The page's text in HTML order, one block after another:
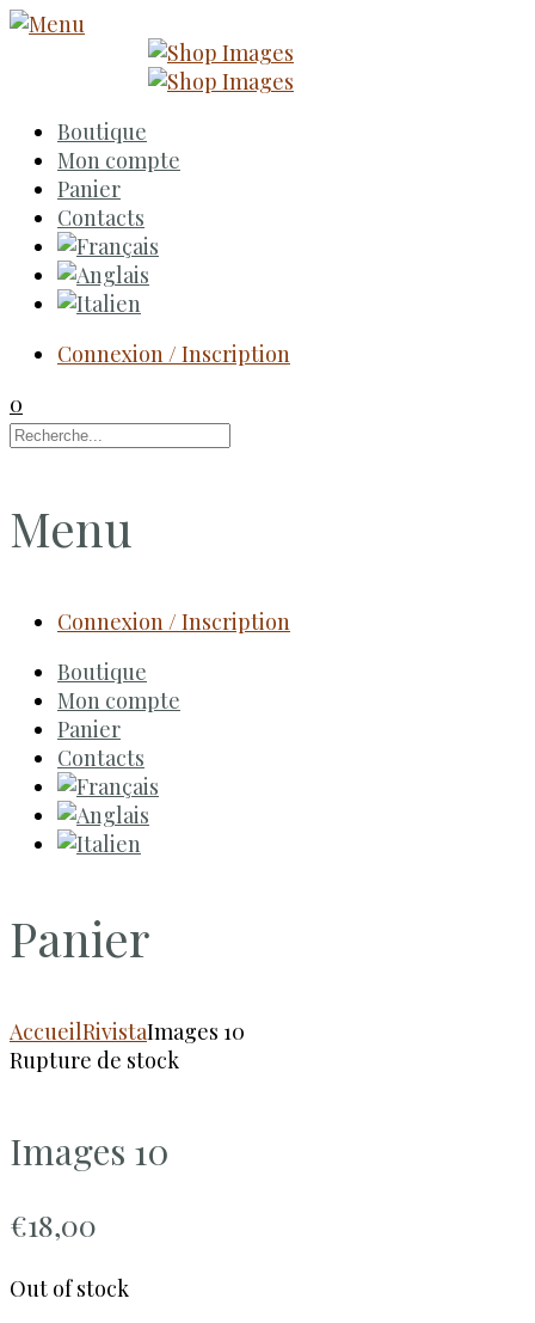
Boutique
Mon compte
Panier
Contacts
Connexion / Inscription
0
Menu
Connexion / Inscription
Boutique
Mon compte
Panier
Contacts
Panier
AccueilRivistaImages 10
Rupture de stock
Images 10
€18,00
Out of stock